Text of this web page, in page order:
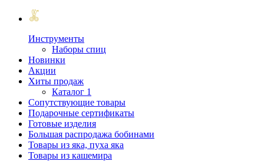
Инструменты
Наборы спиц
Новинки
Акции
Хиты продаж
Каталог 1
Сопутствующие товары
Подарочные сертификаты
Готовые изделия
Большая распродажа бобинами
Товары из яка, пуха яка
Товары из кашемира